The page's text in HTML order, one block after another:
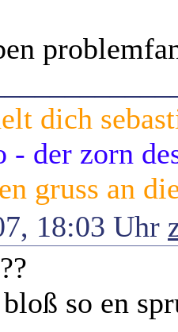
dich
- der zorn
gruss an
18:03 Uhr
so en